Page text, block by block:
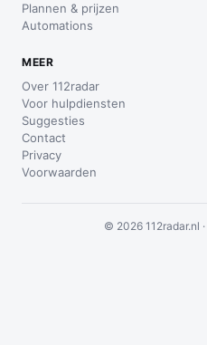
Plannen & prijzen
Automations
MEER
Over 112radar
Voor hulpdiensten
Suggesties
Contact
Privacy
Voorwaarden
© 2026 112radar.nl ·